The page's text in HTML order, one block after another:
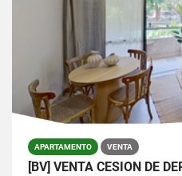
APARTAMENTO VENTA